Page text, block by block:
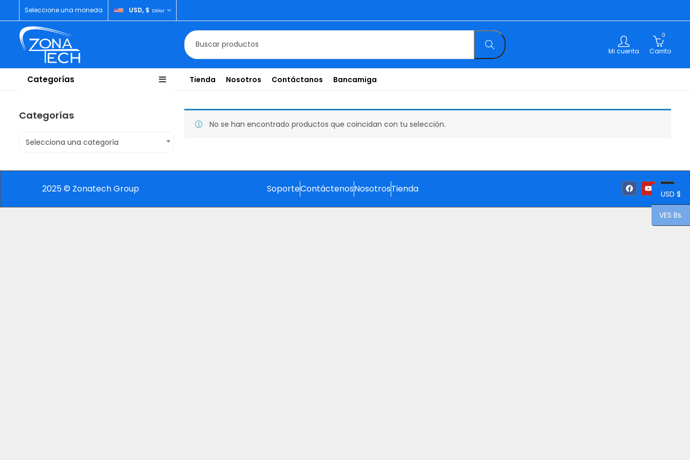
Seleccione una moneda USD, $ Dólar
Mi cuenta
0
Carrito
Categorías Tienda Nosotros Contáctanos Bancamiga
No se han encontrado productos que coincidan con tu selección.
Categorías
Selecciona una categoría
2025 © Zonatech Group SoporteContáctenosNosotrosTienda USD $
VES Bs.